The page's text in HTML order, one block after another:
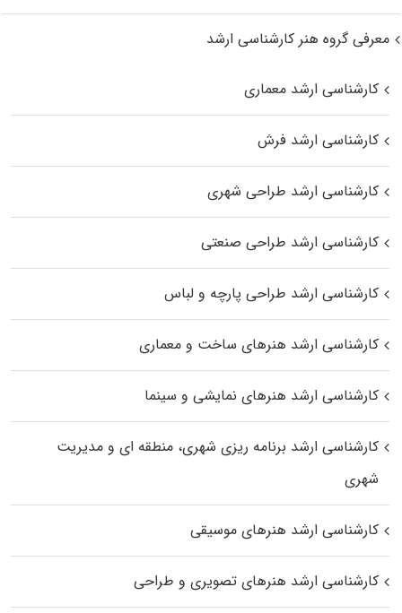
معرفی گروه هنر کارشناسی ارشد
کارشناسی ارشد معماری
کارشناسی ارشد فرش
کارشناسی ارشد طراحی شهری
کارشناسی ارشد طراحی صنعتی
کارشناسی ارشد طراحی پارچه و لباس
کارشناسی ارشد هنرهای ساخت و معماری
کارشناسی ارشد هنرهای نمایشی و سینما
کارشناسی ارشد برنامه ریزی شهری، منطقه‌ ای و مدیریت
شهری
کارشناسی ارشد هنرهای موسیقی
کارشناسی ارشد هنرهای تصویری و طراحی